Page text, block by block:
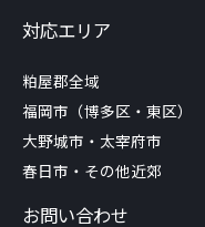
対応エリア
粕屋郡全域
福岡市（博多区・東区）
大野城市・太宰府市
春日市・その他近郊
お問い合わせ